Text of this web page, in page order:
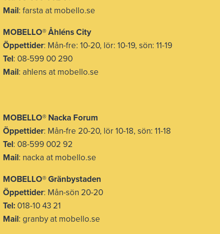
Mail: farsta at mobello.se
MOBELLO® Åhléns City
Öppettider: Mån-fre: 10-20, lör: 10-19, sön: 11-19
Tel: 08-599 00 290
Mail: ahlens at mobello.se
MOBELLO® Nacka Forum
Öppettider: Mån-fre 20-20, lör 10-18, sön: 11-18
Tel: 08-599 002 92
Mail: nacka at mobello.se
MOBELLO®Gränbystaden
Öppettider: Mån-sön 20-20
Tel: 018-10 43 21
Mail: granby at mobello.se